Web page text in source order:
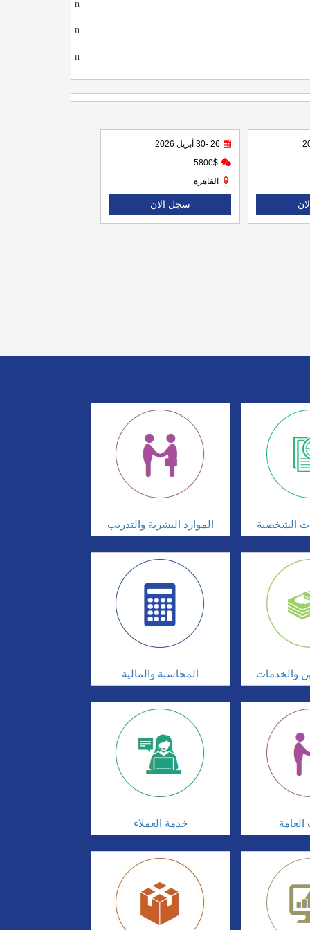
n
n
n
26 -30 أبريل 2026
5800$
القاهرة
سجل الان
الموارد البشرية والتدريب الشخصية
المحاسبة والمالية والخدمات
خدمة العملاء العامة